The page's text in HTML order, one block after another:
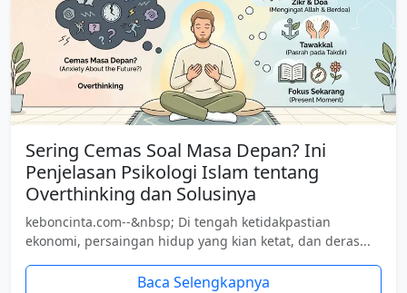
Sering Cemas Soal Masa Depan? Ini
Penjelasan Psikologi Islam tentang
Overthinking dan Solusinya
keboncinta.com--&nbsp; Di tengah ketidakpastian
ekonomi, persaingan hidup yang kian ketat, dan deras...
Baca Selengkapnya